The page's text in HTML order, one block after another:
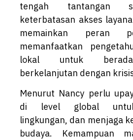
tengah tantangan
keterbatasan akses
memainkan peran
memanfaatkan
lokal untuk
berkelanjutan dengan
Menurut Nancy perlu
di level global untuk
lingkungan, dan menjaga
budaya. Kemampuan